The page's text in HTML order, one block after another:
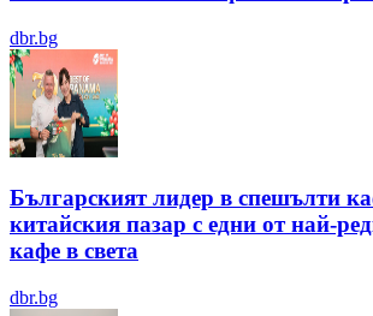
dbr.bg
Българският лидер в спешълти
китайския пазар с едни от най-
кафе в света
dbr.bg